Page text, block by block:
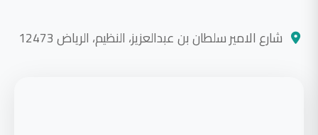
شارع الامير سلطان بن عبدالعزيز، النظيم، الرياض 12473